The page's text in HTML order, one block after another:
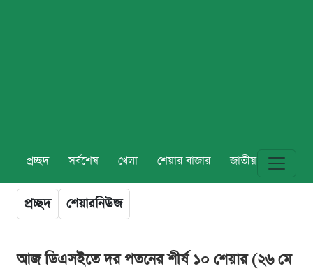
প্রচ্ছদ সর্বশেষ খেলা শেয়ার বাজার জাতীয় বিশ্ব
প্রচ্ছদ শেয়ারনিউজ
আজ ডিএসইতে দর পতনের শীর্ষ ১০ শেয়ার (২৬ মে